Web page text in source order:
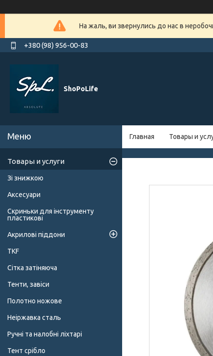
На жаль, ви звернулись до нас в
+380 (98) 956-00-83
ShoPoLife
Главная Товары и
Товары и услуги
Зі знижкою
Аксесуари
Скриньки для інструменту
пластикові
Акрилові піддони
TKF
Сітка затіняюча
Тенти, завіси
Полотно ножове
Неіржавка сталь
Ручні та налобні ліхтарі
Тент срібло